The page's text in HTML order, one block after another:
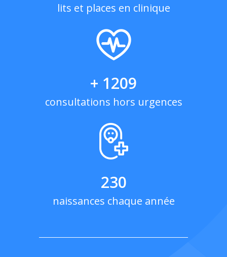
lits et places en clinique
+ 1209
consultations hors urgences
230
naissances chaque année